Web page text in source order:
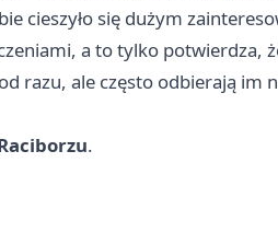
cieszyło się dużym
a to tylko potwierdza,
razu, ale często odbierają im
.